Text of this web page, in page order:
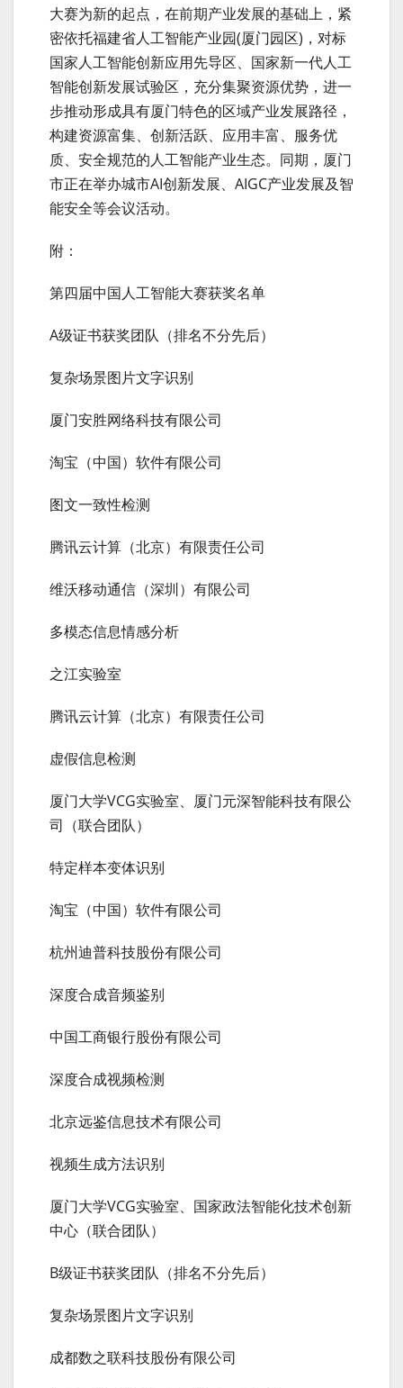
大赛为新的起点，在前期产业发展的基础上，紧
密依托福建省人工智能产业园(厦门园区)，对标
国家人工智能创新应用先导区、国家新一代人工
智能创新发展试验区，充分集聚资源优势，进一
步推动形成具有厦门特色的区域产业发展路径，
构建资源富集、创新活跃、应用丰富、服务优
质、安全规范的人工智能产业生态。同期，厦门
市正在举办城市AI创新发展、AIGC产业发展及智
能安全等会议活动。
附：
第四届中国人工智能大赛获奖名单
A级证书获奖团队（排名不分先后）
复杂场景图片文字识别
厦门安胜网络科技有限公司
淘宝（中国）软件有限公司
图文一致性检测
腾讯云计算（北京）有限责任公司
维沃移动通信（深圳）有限公司
多模态信息情感分析
之江实验室
腾讯云计算（北京）有限责任公司
虚假信息检测
厦门大学VCG实验室、厦门元深智能科技有限公
司（联合团队）
特定样本变体识别
淘宝（中国）软件有限公司
杭州迪普科技股份有限公司
深度合成音频鉴别
中国工商银行股份有限公司
深度合成视频检测
北京远鉴信息技术有限公司
视频生成方法识别
厦门大学VCG实验室、国家政法智能化技术创新
中心（联合团队）
B级证书获奖团队（排名不分先后）
复杂场景图片文字识别
成都数之联科技股份有限公司